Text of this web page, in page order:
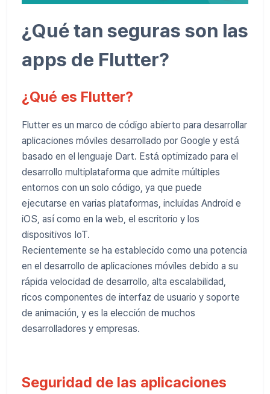
¿Qué tan seguras son las
apps de Flutter?
¿Qué es Flutter?
Flutter es un marco de código abierto para desarrollar
aplicaciones móviles desarrollado por Google y está
basado en el lenguaje Dart. Está optimizado para el
desarrollo multiplataforma que admite múltiples
entornos con un solo código, ya que puede
ejecutarse en varias plataformas, incluidas Android e
iOS, así como en la web, el escritorio y los
dispositivos IoT.
Recientemente se ha establecido como una potencia
en el desarrollo de aplicaciones móviles debido a su
rápida velocidad de desarrollo, alta escalabilidad,
ricos componentes de interfaz de usuario y soporte
de animación, y es la elección de muchos
desarrolladores y empresas.
Seguridad de las aplicaciones